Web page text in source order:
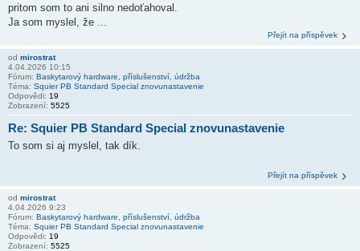
pritom som to ani silno nedoťahoval.
Ja som myslel, že ...
Přejít na příspěvek
od mirostrat
4.04.2026 10:15
Fórum: Baskytarový hardware, příslušenství, údržba
Téma: Squier PB Standard Special znovunastavenie
Odpovědi: 19
Zobrazení: 5525
Re: Squier PB Standard Special znovunastavenie
To som si aj myslel, tak dík.
Přejít na příspěvek
od mirostrat
4.04.2026 9:23
Fórum: Baskytarový hardware, příslušenství, údržba
Téma: Squier PB Standard Special znovunastavenie
Odpovědi: 19
Zobrazení: 5525